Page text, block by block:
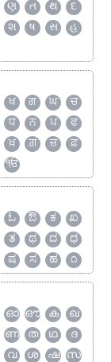
ણ ત થ
દ
શ ષ સ
હ
ਖ ਗ ਘ
ਚ
ਧ ਨ ਪ
ਫ
ਖ਼ ਗ਼ ਜ਼
ਫ਼
ੴ
ಓ ಔ ಕ
ಖ
ತ ಥ ದ
ಧ
ಷ ಸ ಹ ೧
ഓ ഔ ക
ഖ
ണ ത ഥ
ദ
വ ശ ഷ
സ